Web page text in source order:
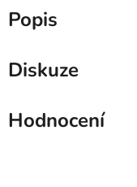
Popis
Diskuze
Hodnocení